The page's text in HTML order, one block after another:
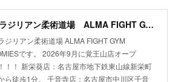
ブラジリアン柔術道場 ALMA FIGHT GYM HOMIES(ホーミーズ)
ジリアン柔術道場 ALMA FIGHT GYM
です。 2026年9月に覚王山店オープ
！！ 新栄葵店：名古屋市地下鉄東山線新栄町
ら徒歩1分。 千音寺店：名古屋市中川区千音